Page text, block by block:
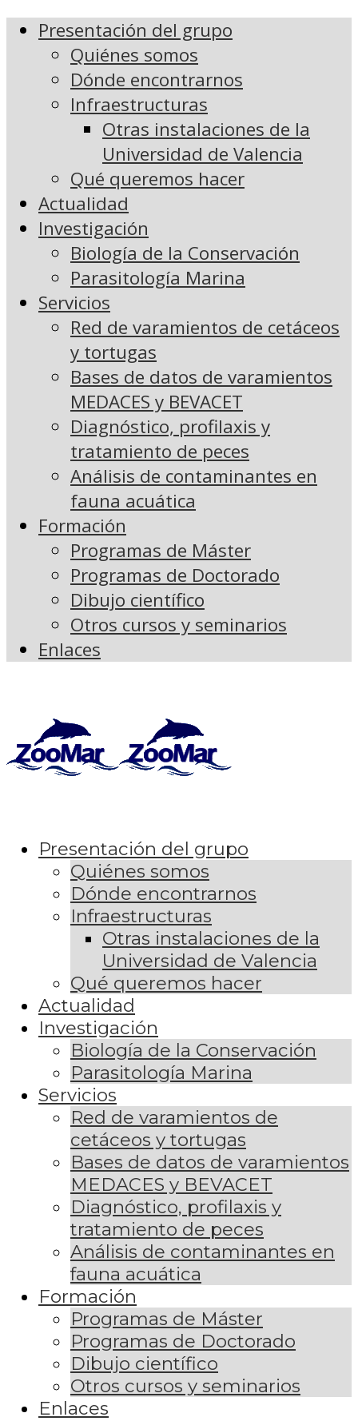
Presentación del grupo
Quiénes somos
Dónde encontrarnos
Infraestructuras
Otras instalaciones de la
Universidad de Valencia
Qué queremos hacer
Actualidad
Investigación
Biología de la Conservación
Parasitología Marina
Servicios
Red de varamientos de cetáceos
y tortugas
Bases de datos de varamientos
MEDACES y BEVACET
Diagnóstico, profilaxis y
tratamiento de peces
Análisis de contaminantes en
fauna acuática
Formación
Programas de Máster
Programas de Doctorado
Dibujo científico
Otros cursos y seminarios
Enlaces
Presentación del grupo
Quiénes somos
Dónde encontrarnos
Infraestructuras
Otras instalaciones de la
Universidad de Valencia
Qué queremos hacer
Actualidad
Investigación
Biología de la Conservación
Parasitología Marina
Servicios
Red de varamientos de
cetáceos y tortugas
Bases de datos de varamientos
MEDACES y BEVACET
Diagnóstico, profilaxis y
tratamiento de peces
Análisis de contaminantes en
fauna acuática
Formación
Programas de Máster
Programas de Doctorado
Dibujo científico
Otros cursos y seminarios
Enlaces